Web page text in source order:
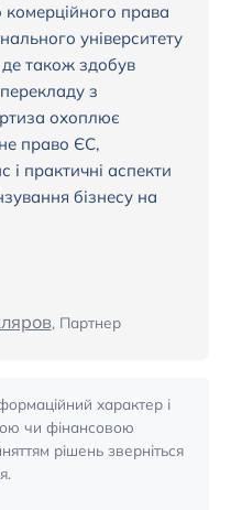
комерційного права
університету
також здобув
з
охоплює
право ЄС,
і практичні аспекти
бізнесу на
, Партнер
характер і
чи фінансовою
рішень зверніться